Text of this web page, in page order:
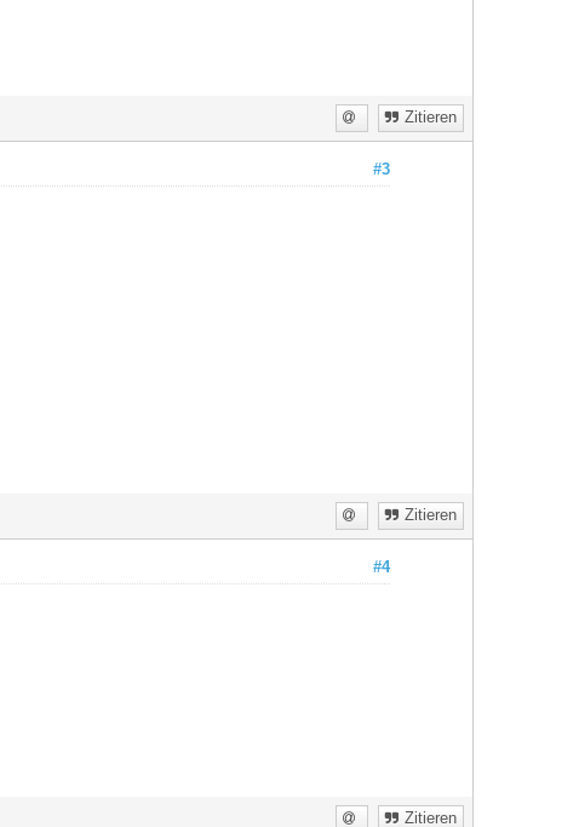
Zitieren
#3
Zitieren
#4
Zitieren